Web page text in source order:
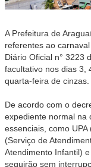
A Prefeitura de
referentes ao
Diário Oficial n° 3223
facultativo nos dias 3,
quarta-feira de cinzas.
De acordo com o
expediente normal na
essenciais, como
(Serviço de
Atendimento Infantil)
seguirão sem